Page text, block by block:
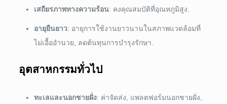
เสถียรภาพทางความร้อน: คงคุณสมบัติที่อุณหภูมิสูง.
อายุยืนยาว: อายุการใช้งานยาวนานในสภาพแวดล้อมที่
ไม่เอื้ออำนวย, ลดต้นทุนการบำรุงรักษา.
อุตสาหกรรมทั่วไป
ทะเลและนอกชายฝั่ง: ค่าจัดส่ง, แพลตฟอร์มนอกชายฝั่ง,